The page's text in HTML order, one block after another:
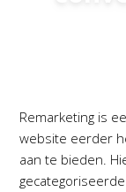
Remarketing is
website eerder
aan te bieden.